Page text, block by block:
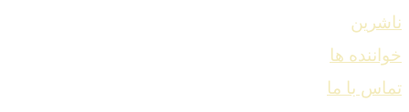
ناشرین
خواننده ها
تماس با ما